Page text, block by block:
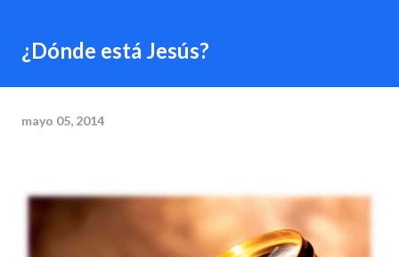
¿Dónde está Jesús?
mayo 05, 2014